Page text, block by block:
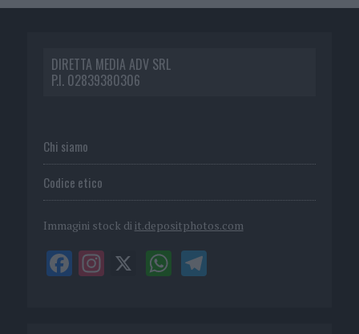
DIRETTA MEDIA ADV SRL
P.I. 02839380306
Chi siamo
Codice etico
Immagini stock di it.depositphotos.com